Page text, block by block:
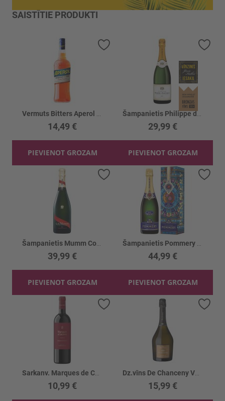
SAISTĪTIE PRODUKTI
14,49 €
PIEVIENOT GROZAM
Pievienot vēlmju sarakstam
Šampanietis Philippe de Nantheuil Brut 12%
29,99 €
PIEVIENOT GROZAM
39,99 €
PIEVIENOT GROZAM
Pievienot vēlmju sarakstam
44,99 €
PIEVIENOT GROZAM
10,99 €
Pievienot vēlmju sarakstam
15,99 €